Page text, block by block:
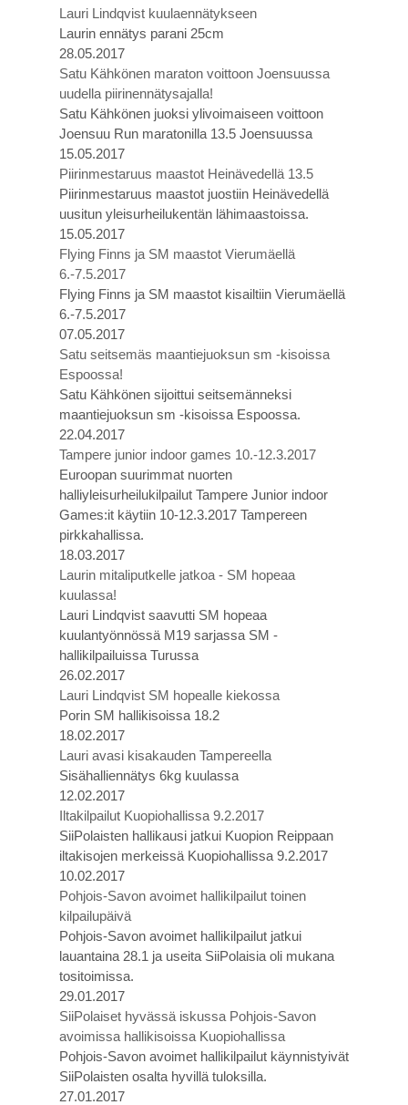
Lauri Lindqvist kuulaennätykseen
Laurin ennätys parani 25cm
28.05.2017
Satu Kähkönen maraton voittoon Joensuussa
uudella piirinennätysajalla!
Satu Kähkönen juoksi ylivoimaiseen voittoon
Joensuu Run maratonilla 13.5 Joensuussa
15.05.2017
Piirinmestaruus maastot Heinävedellä 13.5
Piirinmestaruus maastot juostiin Heinävedellä
uusitun yleisurheilukentän lähimaastoissa.
15.05.2017
Flying Finns ja SM maastot Vierumäellä
6.-7.5.2017
Flying Finns ja SM maastot kisailtiin Vierumäellä
6.-7.5.2017
07.05.2017
Satu seitsemäs maantiejuoksun sm -kisoissa
Espoossa!
Satu Kähkönen sijoittui seitsemänneksi
maantiejuoksun sm -kisoissa Espoossa.
22.04.2017
Tampere junior indoor games 10.-12.3.2017
Euroopan suurimmat nuorten
halliyleisurheilukilpailut Tampere Junior indoor
Games:it käytiin 10-12.3.2017 Tampereen
pirkkahallissa.
18.03.2017
Laurin mitaliputkelle jatkoa - SM hopeaa
kuulassa!
Lauri Lindqvist saavutti SM hopeaa
kuulantyönnössä M19 sarjassa SM -
hallikilpailuissa Turussa
26.02.2017
Lauri Lindqvist SM hopealle kiekossa
Porin SM hallikisoissa 18.2
18.02.2017
Lauri avasi kisakauden Tampereella
Sisähalliennätys 6kg kuulassa
12.02.2017
Iltakilpailut Kuopiohallissa 9.2.2017
SiiPolaisten hallikausi jatkui Kuopion Reippaan
iltakisojen merkeissä Kuopiohallissa 9.2.2017
10.02.2017
Pohjois-Savon avoimet hallikilpailut toinen
kilpailupäivä
Pohjois-Savon avoimet hallikilpailut jatkui
lauantaina 28.1 ja useita SiiPolaisia oli mukana
tositoimissa.
29.01.2017
SiiPolaiset hyvässä iskussa Pohjois-Savon
avoimissa hallikisoissa Kuopiohallissa
Pohjois-Savon avoimet hallikilpailut käynnistyivät
SiiPolaisten osalta hyvillä tuloksilla.
27.01.2017